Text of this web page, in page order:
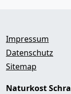
Impressum
Datenschutz
Sitemap
Naturkost